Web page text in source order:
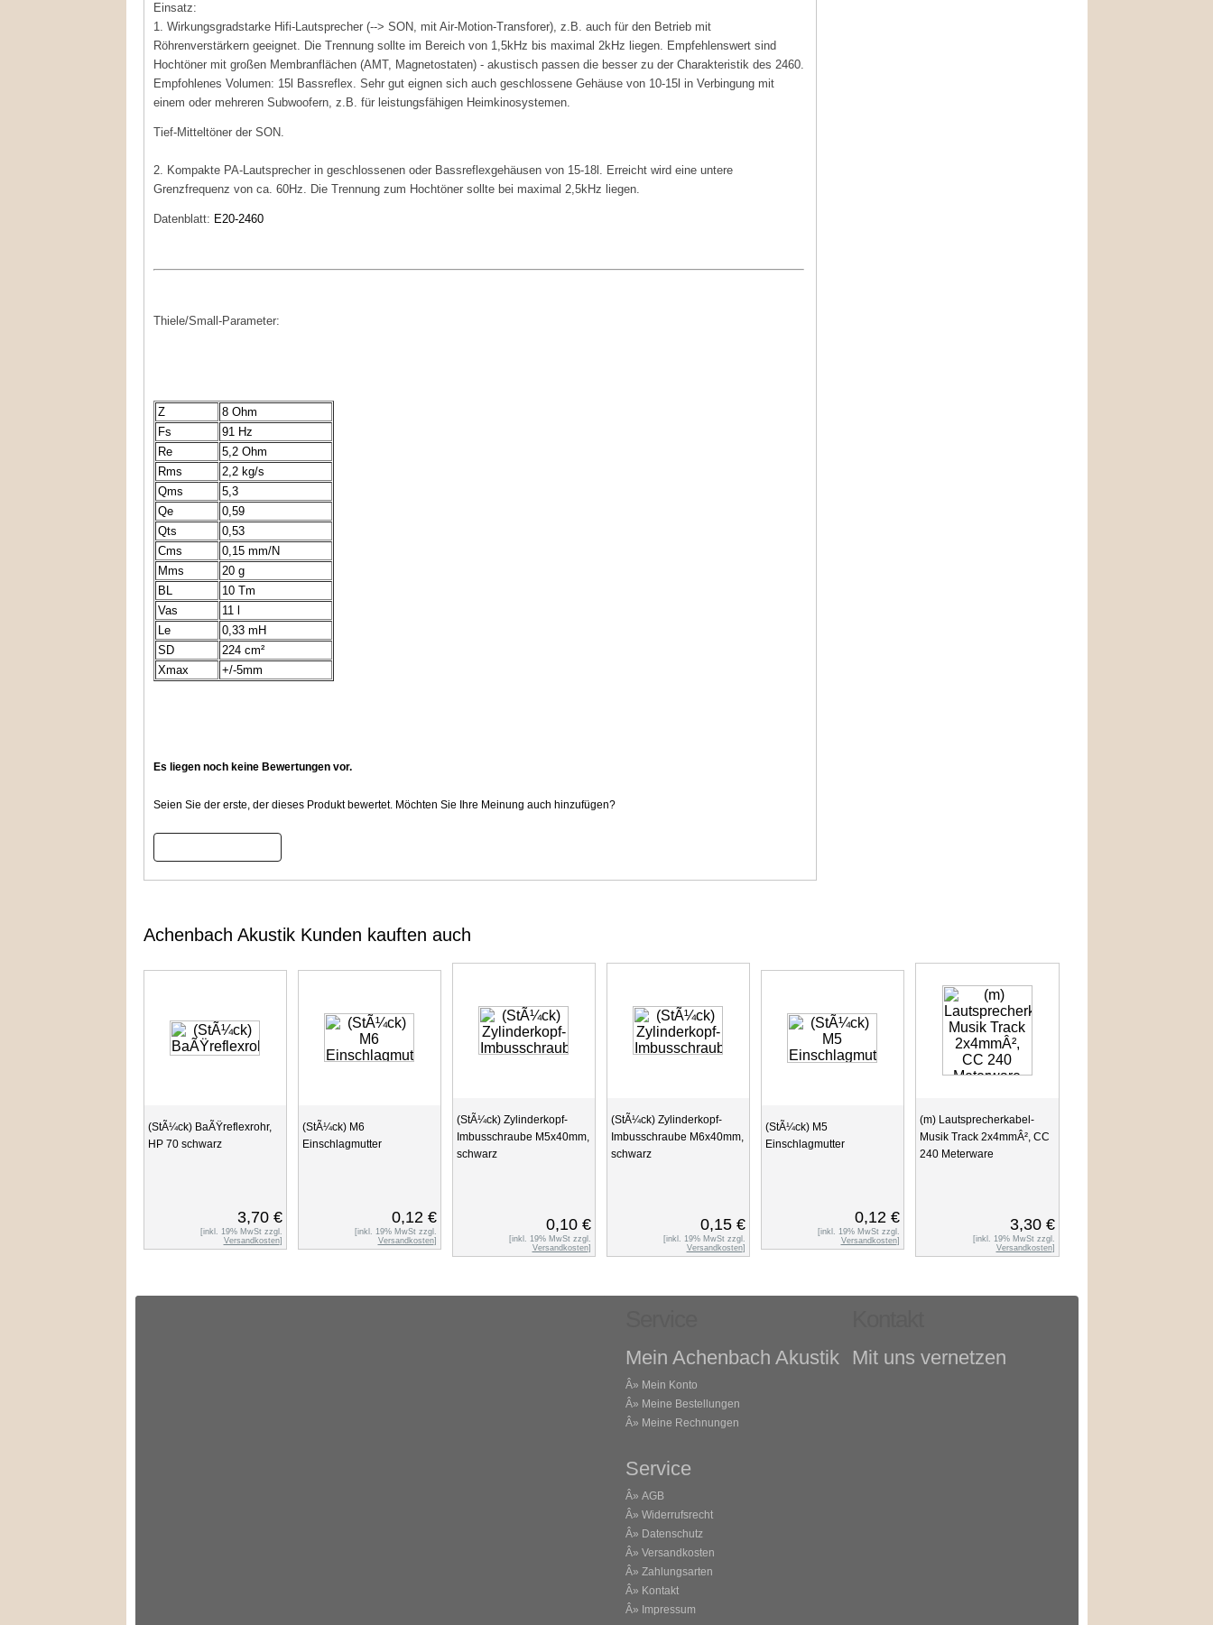
Einsatz:
1. Wirkungsgradstarke Hifi-Lautsprecher (--> SON, mit Air-Motion-Transforer), z.B. auch für den Betrieb mit
Röhrenverstärkern geeignet. Die Trennung sollte im Bereich von 1,5kHz bis maximal 2kHz liegen. Empfehlenswert sind
Hochtöner mit großen Membranflächen (AMT, Magnetostaten) - akustisch passen die besser zu der Charakteristik des 2460.
Empfohlenes Volumen: 15l Bassreflex. Sehr gut eignen sich auch geschlossene Gehäuse von 10-15l in Verbingung mit
einem oder mehreren Subwoofern, z.B. für leistungsfähigen Heimkinosystemen.
Tief-Mitteltöner der SON.
2. Kompakte PA-Lautsprecher in geschlossenen oder Bassreflexgehäusen von 15-18l. Erreicht wird eine untere
Grenzfrequenz von ca. 60Hz. Die Trennung zum Hochtöner sollte bei maximal 2,5kHz liegen.
Datenblatt: E20-2460
Thiele/Small-Parameter:
Z
8 Ohm
Fs
91 Hz
Re
5,2 Ohm
Rms
2,2 kg/s
Qms
5,3
Qe
0,59
Qts
0,53
Cms
0,15 mm/N
Mms
20 g
BL
10 Tm
Vas
11 l
Le
0,33 mH
SD
224 cm²
Xmax
+/-5mm
Es liegen noch keine Bewertungen vor.
Seien Sie der erste, der dieses Produkt bewertet. Möchten Sie Ihre Meinung auch hinzufügen?
Achenbach Akustik Kunden kauften auch
(StÃ¼ck) BaÃŸreflexrohr,
HP 70 schwarz
3,70 €
[inkl. 19% MwSt zzgl.
Versandkosten]
(StÃ¼ck) M6
Einschlagmutter
0,12 €
[inkl. 19% MwSt zzgl.
Versandkosten]
(StÃ¼ck) Zylinderkopf-
Imbusschraube M5x40mm,
schwarz
0,10 €
[inkl. 19% MwSt zzgl.
Versandkosten]
(StÃ¼ck) Zylinderkopf-
Imbusschraube M6x40mm,
schwarz
0,15 €
[inkl. 19% MwSt zzgl.
Versandkosten]
(StÃ¼ck) M5
Einschlagmutter
0,12 €
[inkl. 19% MwSt zzgl.
Versandkosten]
(m) Lautsprecherkabel-
Musik Track 2x4mmÂ², CC
240 Meterware
3,30 €
[inkl. 19% MwSt zzgl.
Versandkosten]
Mein Achenbach Akustik
Â» Mein Konto
Â» Meine Bestellungen
Â» Meine Rechnungen
Service
Â» AGB
Â» Widerrufsrecht
Â» Datenschutz
Â» Versandkosten
Â» Zahlungsarten
Â» Kontakt
Â» Impressum
Mit uns vernetzen